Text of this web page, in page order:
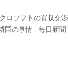
ロソフトの買収交
国の事情 - 毎日新